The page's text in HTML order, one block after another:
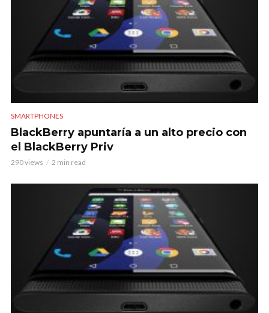
SMARTPHONES
BlackBerry apuntaría a un alto precio con
el BlackBerry Priv
290 views 2 min read